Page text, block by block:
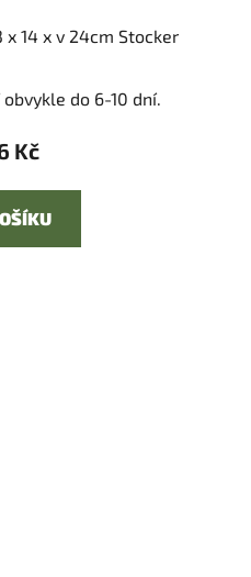
14 x v 24cm Stocker
do 6-10 dní.
Kč